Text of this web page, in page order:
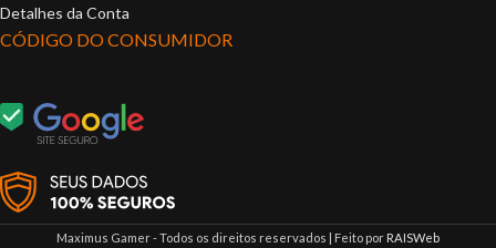
Detalhes da Conta
CÓDIGO DO CONSUMIDOR
Maximus Gamer - Todos os direitos reservados | Feito por RAISWeb